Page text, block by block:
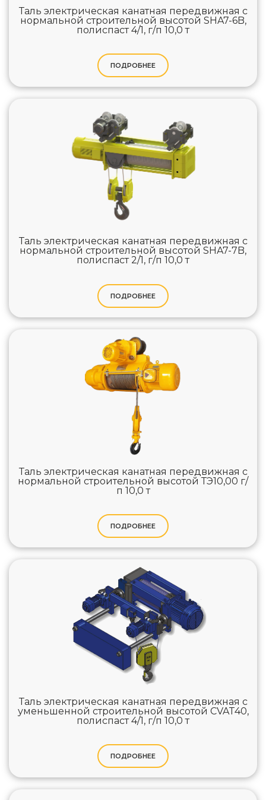
Таль электрическая канатная передвижная с
нормальной строительной высотой SHA7-6B,
полиспаст 4/1, г/п 10,0 т
ПОДРОБНЕЕ
Таль электрическая канатная передвижная с
нормальной строительной высотой SHA7-7B,
полиспаст 2/1, г/п 10,0 т
ПОДРОБНЕЕ
Таль электрическая канатная передвижная с
нормальной строительной высотой ТЭ10,00 г/
п 10,0 т
ПОДРОБНЕЕ
Таль электрическая канатная передвижная с
уменьшенной строительной высотой CVAT40,
полиспаст 4/1, г/п 10,0 т
ПОДРОБНЕЕ